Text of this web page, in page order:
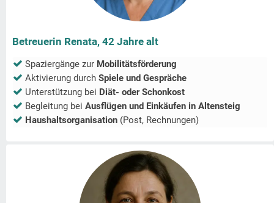
Betreuerin Renata, 42 Jahre alt
Spaziergänge zur Mobilitätsförderung
Aktivierung durch Spiele und Gespräche
Unterstützung bei Diät- oder Schonkost
Begleitung bei Ausflügen und Einkäufen in Altensteig
Haushaltsorganisation (Post, Rechnungen)